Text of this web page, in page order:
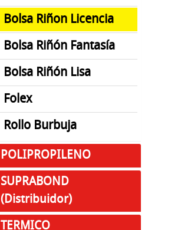
Bolsa Riñon Licencia
Bolsa Riñón Fantasía
Bolsa Riñón Lisa
Folex
Rollo Burbuja
POLIPROPILENO
SUPRABOND
(Distribuidor)
TERMICO